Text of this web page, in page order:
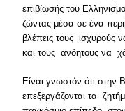
επιβίωσής του
ζώντας μέσα σε ένα
βλέπεις τους ισχυρούς
και τους ανόητους να
Είναι γνωστόν ότι στην
επεξεργάζονται τα